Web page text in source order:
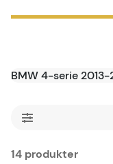
BMW 4-serie
14 produkter